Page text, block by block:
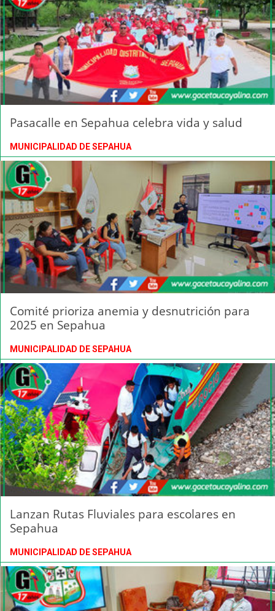
Pasacalle en Sepahua celebra vida y salud
MUNICIPALIDAD DE SEPAHUA
Comité prioriza anemia y desnutrición para
2025 en Sepahua
MUNICIPALIDAD DE SEPAHUA
Lanzan Rutas Fluviales para escolares en
Sepahua
MUNICIPALIDAD DE SEPAHUA